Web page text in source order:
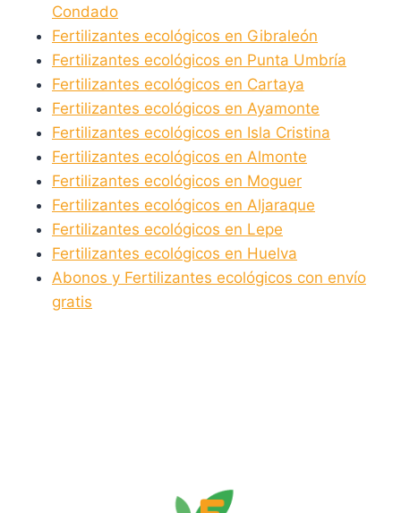
Condado
Fertilizantes ecológicos en Gibraleón
Fertilizantes ecológicos en Punta Umbría
Fertilizantes ecológicos en Cartaya
Fertilizantes ecológicos en Ayamonte
Fertilizantes ecológicos en Isla Cristina
Fertilizantes ecológicos en Almonte
Fertilizantes ecológicos en Moguer
Fertilizantes ecológicos en Aljaraque
Fertilizantes ecológicos en Lepe
Fertilizantes ecológicos en Huelva
Abonos y Fertilizantes ecológicos con envío
gratis